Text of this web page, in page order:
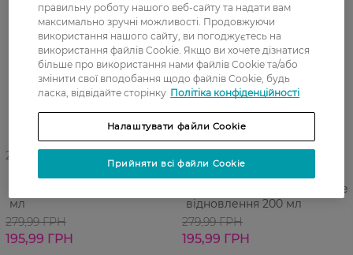
27 07 - 23 08
мл
279,99 ГРН
195,99 ГРН
волосся Gliss Екстремальне
відновлення 200 мл
279,99 ГРН
195,99 ГРН
правильну роботу нашого веб-сайту та надати вам
максимально зручні можливості. Продовжуючи
використання нашого сайту, ви погоджуєтесь на
використання файлів Cookie. Якщо ви хочете дізнатися
більше про використання нами файлів Cookie та/або
змінити свої вподобання щодо файлів Cookie, будь
ласка, відвідайте сторінку Політіка конфіденційності
Налаштувати файли Cookie
Прийняти всі файли Cookie